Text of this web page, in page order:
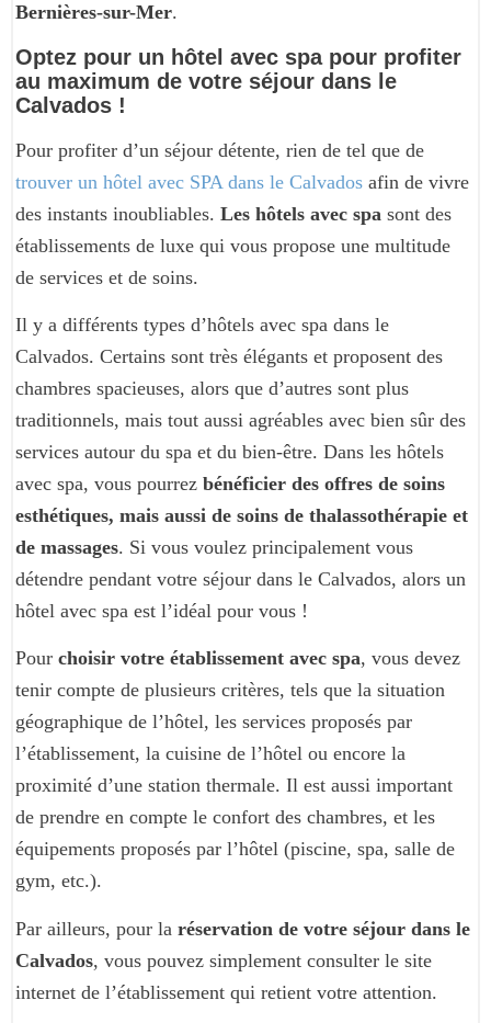
Bernières-sur-Mer.
Optez pour un hôtel avec spa pour profiter
au maximum de votre séjour dans le
Calvados !
Pour profiter d’un séjour détente, rien de tel que de
trouver un hôtel avec SPA dans le Calvados afin de vivre
des instants inoubliables. Les hôtels avec spa sont des
établissements de luxe qui vous propose une multitude
de services et de soins.
Il y a différents types d’hôtels avec spa dans le
Calvados. Certains sont très élégants et proposent des
chambres spacieuses, alors que d’autres sont plus
traditionnels, mais tout aussi agréables avec bien sûr des
services autour du spa et du bien-être. Dans les hôtels
avec spa, vous pourrez bénéficier des offres de soins
esthétiques, mais aussi de soins de thalassothérapie et
de massages. Si vous voulez principalement vous
détendre pendant votre séjour dans le Calvados, alors un
hôtel avec spa est l’idéal pour vous !
Pour choisir votre établissement avec spa, vous devez
tenir compte de plusieurs critères, tels que la situation
géographique de l’hôtel, les services proposés par
l’établissement, la cuisine de l’hôtel ou encore la
proximité d’une station thermale. Il est aussi important
de prendre en compte le confort des chambres, et les
équipements proposés par l’hôtel (piscine, spa, salle de
gym, etc.).
Par ailleurs, pour la réservation de votre séjour dans le
Calvados, vous pouvez simplement consulter le site
internet de l’établissement qui retient votre attention.